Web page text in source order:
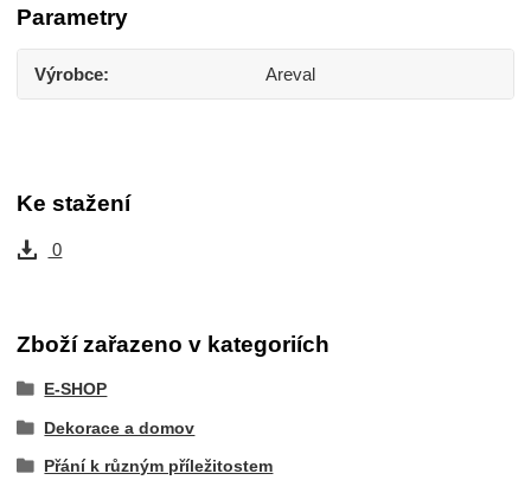
Parametry
Výrobce Areval
Ke stažení
0
Zboží zařazeno v kategoriích
E-SHOP
Dekorace a domov
Přání k různým příležitostem